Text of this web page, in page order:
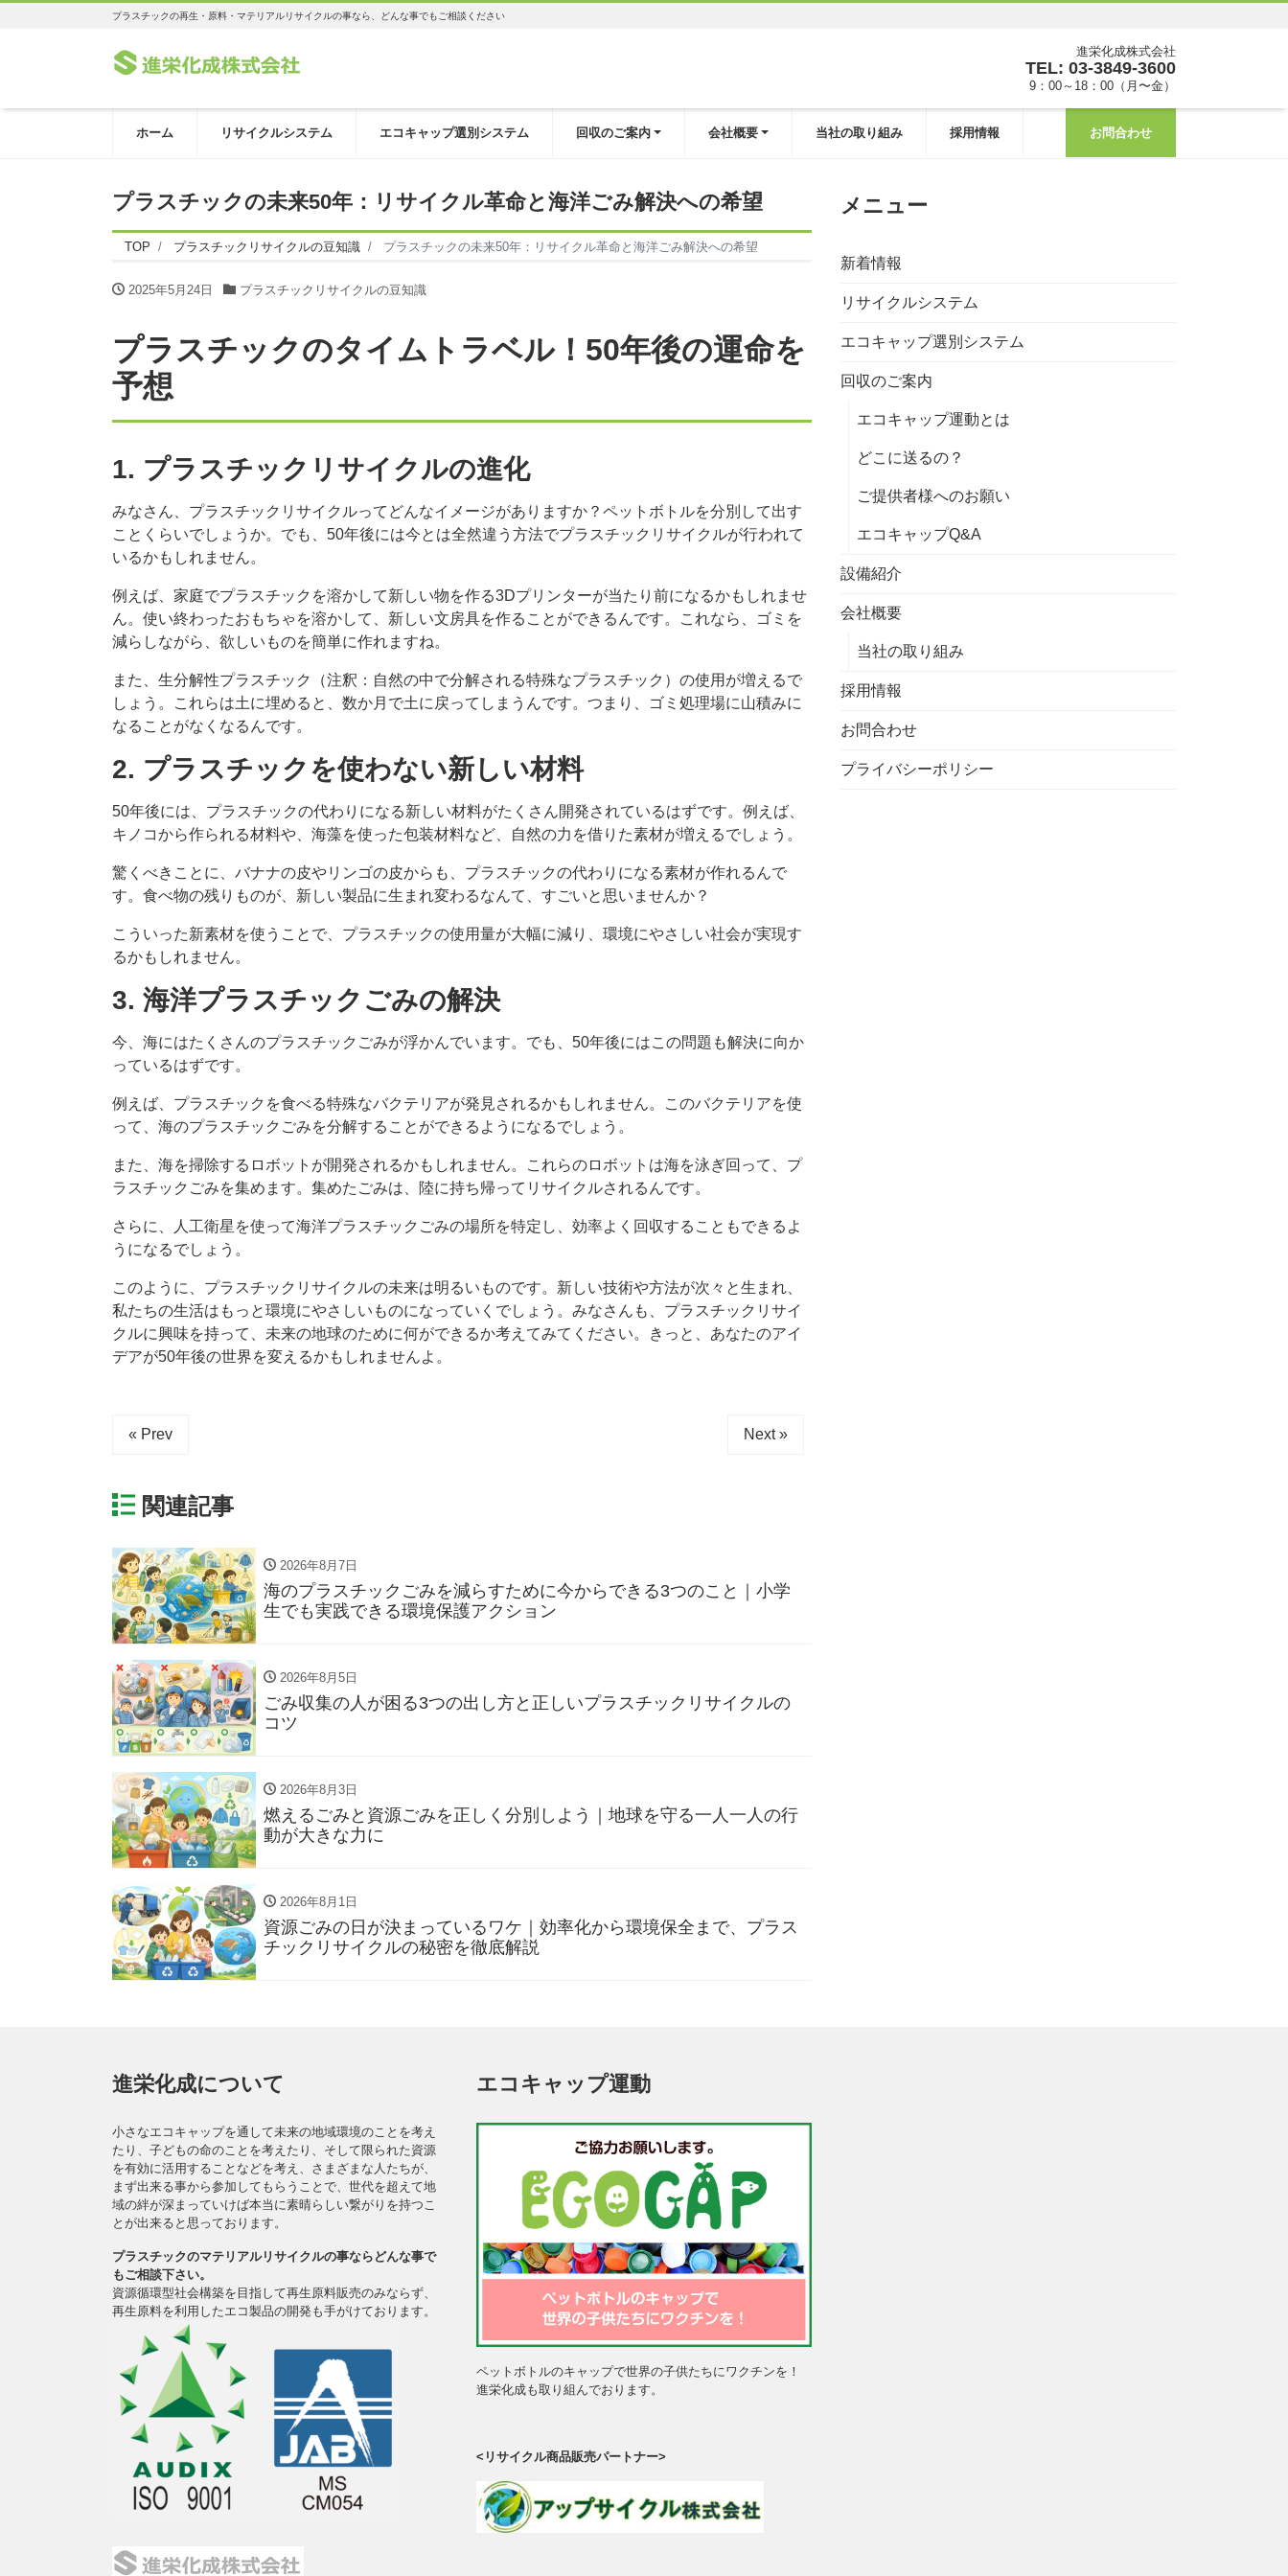
プラスチックの再生・原料・マテリアルリサイクルの事なら、どんな事でもご相談ください
進栄化成株式会社
TEL: 03-3849-3600
9：00～18：00（月〜金）
ホーム リサイクルシステム エコキャップ選別システム 回収のご案内 会社概要 当社の取り組み 採用情報 お問合わせ
プラスチックの未来50年：リサイクル革命と海洋ごみ解決への希望
TOP プラスチックリサイクルの豆知識 プラスチックの未来50年：リサイクル革命と海洋ごみ解決への希望
2025年5月24日 プラスチックリサイクルの豆知識
プラスチックのタイムトラベル！50年後の運命を
予想
1. プラスチックリサイクルの進化
みなさん、プラスチックリサイクルってどんなイメージがありますか？ペットボトルを分別して出す
ことくらいでしょうか。でも、50年後には今とは全然違う方法でプラスチックリサイクルが行われて
いるかもしれません。
例えば、家庭でプラスチックを溶かして新しい物を作る3Dプリンターが当たり前になるかもしれませ
ん。使い終わったおもちゃを溶かして、新しい文房具を作ることができるんです。これなら、ゴミを
減らしながら、欲しいものを簡単に作れますね。
また、生分解性プラスチック（注釈：自然の中で分解される特殊なプラスチック）の使用が増えるで
しょう。これらは土に埋めると、数か月で土に戻ってしまうんです。つまり、ゴミ処理場に山積みに
なることがなくなるんです。
2. プラスチックを使わない新しい材料
50年後には、プラスチックの代わりになる新しい材料がたくさん開発されているはずです。例えば、
キノコから作られる材料や、海藻を使った包装材料など、自然の力を借りた素材が増えるでしょう。
驚くべきことに、バナナの皮やリンゴの皮からも、プラスチックの代わりになる素材が作れるんで
す。食べ物の残りものが、新しい製品に生まれ変わるなんて、すごいと思いませんか？
こういった新素材を使うことで、プラスチックの使用量が大幅に減り、環境にやさしい社会が実現す
るかもしれません。
3. 海洋プラスチックごみの解決
今、海にはたくさんのプラスチックごみが浮かんでいます。でも、50年後にはこの問題も解決に向か
っているはずです。
例えば、プラスチックを食べる特殊なバクテリアが発見されるかもしれません。このバクテリアを使
って、海のプラスチックごみを分解することができるようになるでしょう。
また、海を掃除するロボットが開発されるかもしれません。これらのロボットは海を泳ぎ回って、プ
ラスチックごみを集めます。集めたごみは、陸に持ち帰ってリサイクルされるんです。
さらに、人工衛星を使って海洋プラスチックごみの場所を特定し、効率よく回収することもできるよ
うになるでしょう。
このように、プラスチックリサイクルの未来は明るいものです。新しい技術や方法が次々と生まれ、
私たちの生活はもっと環境にやさしいものになっていくでしょう。みなさんも、プラスチックリサイ
クルに興味を持って、未来の地球のために何ができるか考えてみてください。きっと、あなたのアイ
デアが50年後の世界を変えるかもしれませんよ。
« Prev Next »
関連記事
2026年8月7日
海のプラスチックごみを減らすために今からできる3つのこと｜小学
生でも実践できる環境保護アクション
2026年8月5日
ごみ収集の人が困る3つの出し方と正しいプラスチックリサイクルの
コツ
2026年8月3日
燃えるごみと資源ごみを正しく分別しよう｜地球を守る一人一人の行
動が大きな力に
2026年8月1日
資源ごみの日が決まっているワケ｜効率化から環境保全まで、プラス
チックリサイクルの秘密を徹底解説
メニュー
新着情報
リサイクルシステム
エコキャップ選別システム
回収のご案内
エコキャップ運動とは
どこに送るの？
ご提供者様へのお願い
エコキャップQ&A
設備紹介
会社概要
当社の取り組み
採用情報
お問合わせ
プライバシーポリシー
進栄化成について
小さなエコキャップを通して未来の地域環境のことを考え
たり、子どもの命のことを考えたり、そして限られた資源
を有効に活用することなどを考え、さまざまな人たちが、
まず出来る事から参加してもらうことで、世代を超えて地
域の絆が深まっていけば本当に素晴らしい繋がりを持つこ
とが出来ると思っております。
プラスチックのマテリアルリサイクルの事ならどんな事で
もご相談下さい。
資源循環型社会構築を目指して再生原料販売のみならず、
再生原料を利用したエコ製品の開発も手がけております。
エコキャップ運動
ペットボトルのキャップで世界の子供たちにワクチンを！
進栄化成も取り組んでおります。
<リサイクル商品販売パートナー>